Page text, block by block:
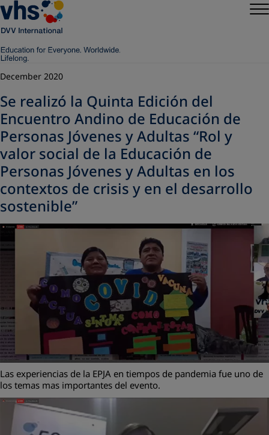
December 2020
Se realizó la Quinta Edición del
Encuentro Andino de Educación de
Personas Jóvenes y Adultas “Rol y
valor social de la Educación de
Personas Jóvenes y Adultas en los
contextos de crisis y en el desarrollo
sostenible”
Las experiencias de la EPJA en tiempos de pandemia fue uno de
los temas mas importantes del evento.